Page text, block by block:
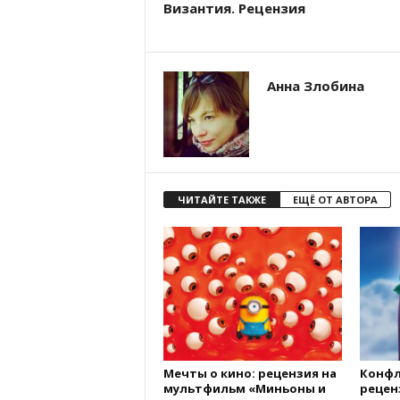
Византия. Рецензия
Анна Злобина
ЧИТАЙТЕ ТАКЖЕ ЕЩЁ ОТ АВТОРА
Мечты о кино: рецензия на
мультфильм «Миньоны и